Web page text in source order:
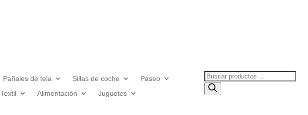
Pañales de tela Sillas de coche
Paseo
Textil Alimentación Juguetes
Búsqueda
de
productos